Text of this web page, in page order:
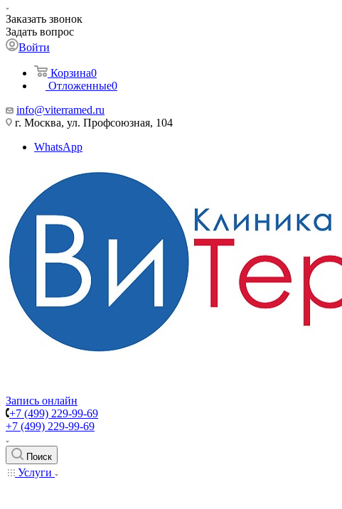
Заказать звонок
Задать вопрос
Войти
Корзина0
Отложенные0
info@viterramed.ru
г. Москва, ул. Профсоюзная, 104
WhatsApp
Запись онлайн
+7 (499) 229-99-69
+7 (499) 229-99-69
Поиск
Услуги